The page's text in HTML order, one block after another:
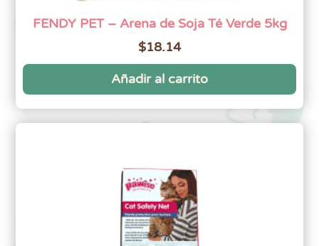
FENDY PET – Arena de Soja Té Verde 5kg
$18.14
Añadir al carrito